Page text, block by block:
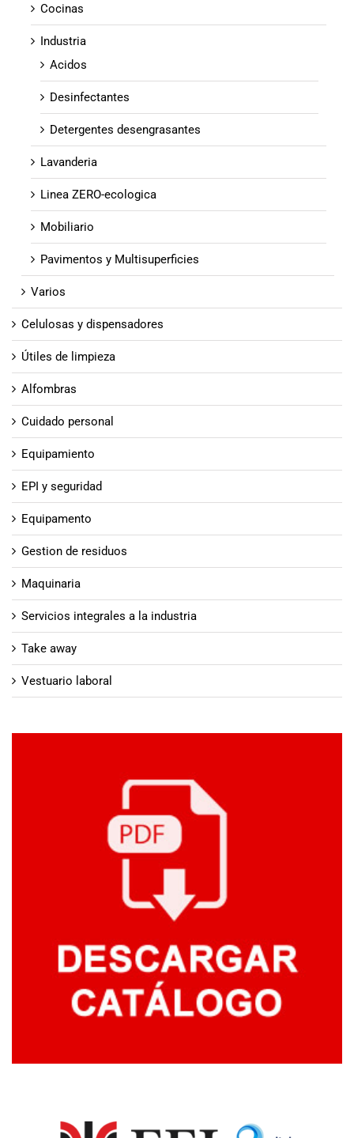
Cocinas
Industria
Acidos
Desinfectantes
Detergentes desengrasantes
Lavanderia
Linea ZERO-ecologica
Mobiliario
Pavimentos y Multisuperficies
Varios
Celulosas y dispensadores
Útiles de limpieza
Alfombras
Cuidado personal
Equipamiento
EPI y seguridad
Equipamento
Gestion de residuos
Maquinaria
Servicios integrales a la industria
Take away
Vestuario laboral